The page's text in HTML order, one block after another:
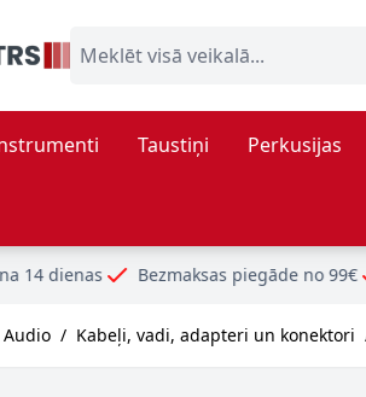
Meklēt visā veikalā...
Taustiņi Perkusijas
piegāde no 99€ Droši un ērti
Audio / Kabeļi, vadi, adapteri un konektori